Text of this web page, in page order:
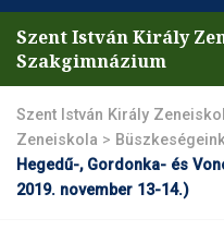
Szent István Király
Szakgimnázium
Szent István Király
Zeneiskola >
Hegedű-, Gordonka- és
2019. november 13-14.)